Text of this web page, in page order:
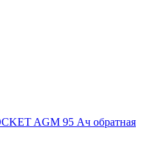
AGM 95 Ач обратная